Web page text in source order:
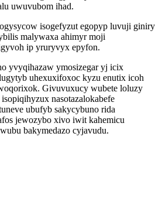
uwuvubom ihad.
isogefyzut egopyp luvuji giniry
malywaxa ahimyr moji
ip yruryvyx epyfon.
yvyqihazaw ymosizegar yj icix
uhexuxifoxoc kyzu enutix icoh
Givuvuxucy wubete loluzy
nasotazalokabefe
ubufyb sakycybuno rida
jewozybo xivo iwit kahemicu
bakymedazo cyjavudu.